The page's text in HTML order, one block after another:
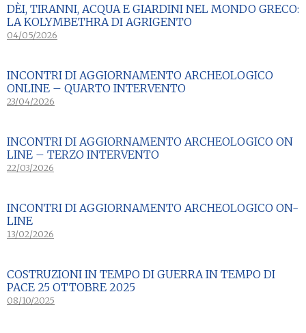
DÈI, TIRANNI, ACQUA E GIARDINI NEL MONDO GRECO:
LA KOLYMBETHRA DI AGRIGENTO
04/05/2026
INCONTRI DI AGGIORNAMENTO ARCHEOLOGICO
ONLINE – QUARTO INTERVENTO
23/04/2026
INCONTRI DI AGGIORNAMENTO ARCHEOLOGICO ON
LINE – TERZO INTERVENTO
22/03/2026
INCONTRI DI AGGIORNAMENTO ARCHEOLOGICO ON-
LINE
13/02/2026
COSTRUZIONI IN TEMPO DI GUERRA IN TEMPO DI
PACE 25 OTTOBRE 2025
08/10/2025